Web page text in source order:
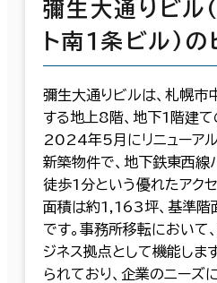
彌生大通りビル
ト南１条ビル)の
彌生大通りビルは、札幌
する地上8階、地下1階建て
2024年5月にリニューア
新築物件で、地下鉄東西線
徒歩1分という優れたアク
面積は約1,163坪、基準
です。事務所移転において
ジネス拠点として機能しま
られており、企業のニーズ